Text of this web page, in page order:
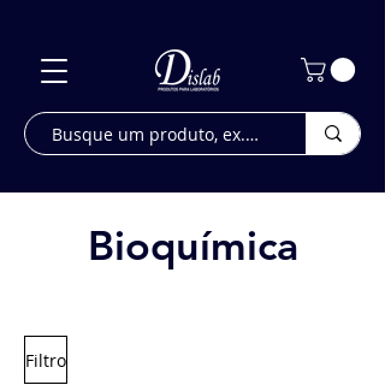
Bioquímica
Filtro